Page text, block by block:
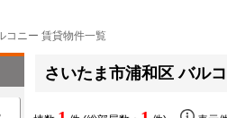
コニー 賃貸物件一覧
さいたま市浦和区 バル